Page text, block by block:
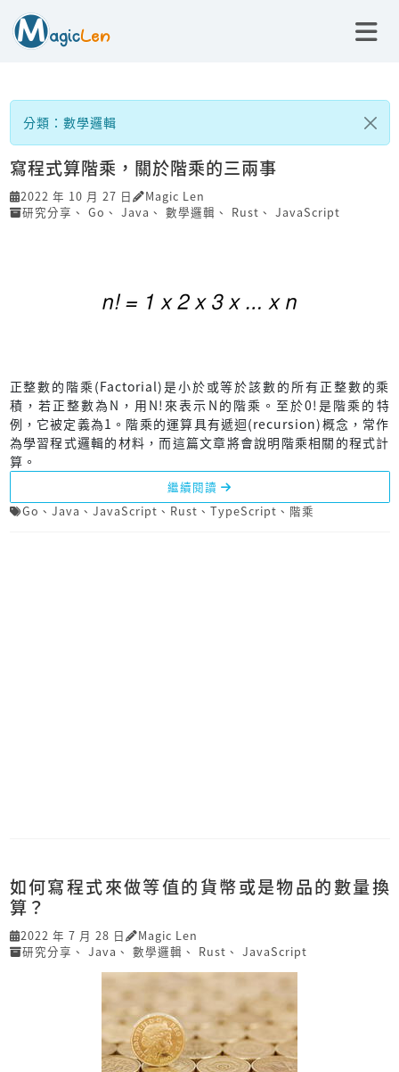
分類：數學邏輯
寫程式算階乘，關於階乘的三兩事
2022 年 10 月 27 日
Magic Len
研究分享 、 Go 、 Java 、 數學邏輯 、 Rust 、 JavaScript
正整數的階乘(Factorial)是小於或等於該數的所有正整數的乘
積，若正整數為N，用N!來表示N的階乘。至於0!是階乘的特
例，它被定義為1。階乘的運算具有遞迴(recursion)概念，常作
為學習程式邏輯的材料，而這篇文章將會說明階乘相關的程式計
算。
繼續閱讀
Go 、 Java 、 JavaScript 、 Rust 、 TypeScript 、 階乘
如何寫程式來做等值的貨幣或是物品的數量換
算？
2022 年 7 月 28 日
Magic Len
研究分享 、 Java 、 數學邏輯 、 Rust 、 JavaScript